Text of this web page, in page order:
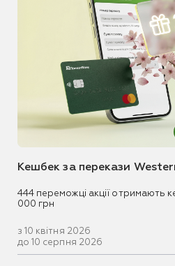
Кешбек за перекази
444 переможці акції отримають
000 грн
з 10 квітня 2026
до 10 серпня 2026